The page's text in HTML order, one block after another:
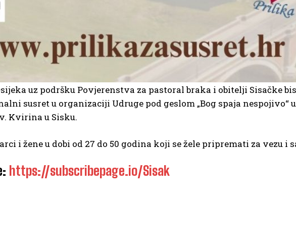
uz podršku Povjerenstva za pastoral braka i obitelji Sisačke
susret u organizaciji Udruge pod geslom „Bog spaja nespojivo“ u
Kvirina u Sisku.
i žene u dobi od 27 do 50 godina koji se žele pripremati za vezu i
https://subscribepage.io/Sisak